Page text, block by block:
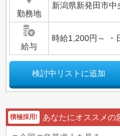
勤務地
新潟県新発田市中
給与
時給1,200円～ ・
検討中リストに追加
積極採用! あなたにオススメの